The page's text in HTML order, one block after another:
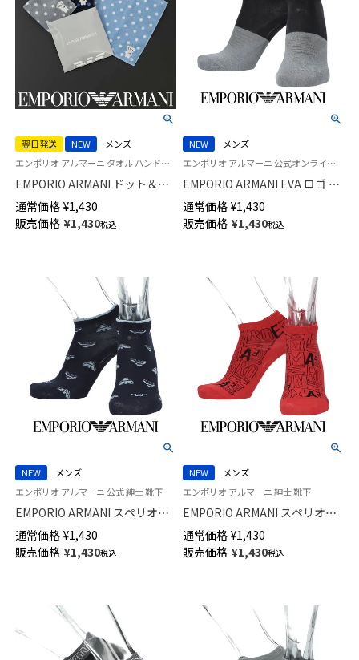
翌日発送 NEW
メンズ
エンポリオ アルマーニ タオル ハンドタオル ハンカチ
EMPORIO ARMANI ドット＆マ
ンガベア 綿100％ ミニタオル
【365日最短翌日発送】
02340027
通常価格 ¥1,430
販売価格 ¥1,430税込
NEW
メンズ
エンポリオ アルマーニ 公式オンラインショップ 紳士 靴下
EMPORIO ARMANI EVA ロゴ リ
ンクス スニーカー丈 カジュア
ル ソックス メンズ 02322400
通常価格 ¥1,430
販売価格 ¥1,430税込
NEW
メンズ
エンポリオ アルマーニ 公式 紳士 靴下
EMPORIO ARMANI スペリオー
ルピマ綿混 イーグル グラデー
ション スニーカー丈 カジュア
ル ソックス メンズ 02322399
通常価格 ¥1,430
販売価格 ¥1,430税込
NEW
メンズ
エンポリオ アルマーニ 紳士 靴下
EMPORIO ARMANI スペリオー
ルピマ綿混 アルファベット ロ
ゴ スニーカー丈 カジュアル ソ
ックス メンズ 02322398
通常価格 ¥1,430
販売価格 ¥1,430税込